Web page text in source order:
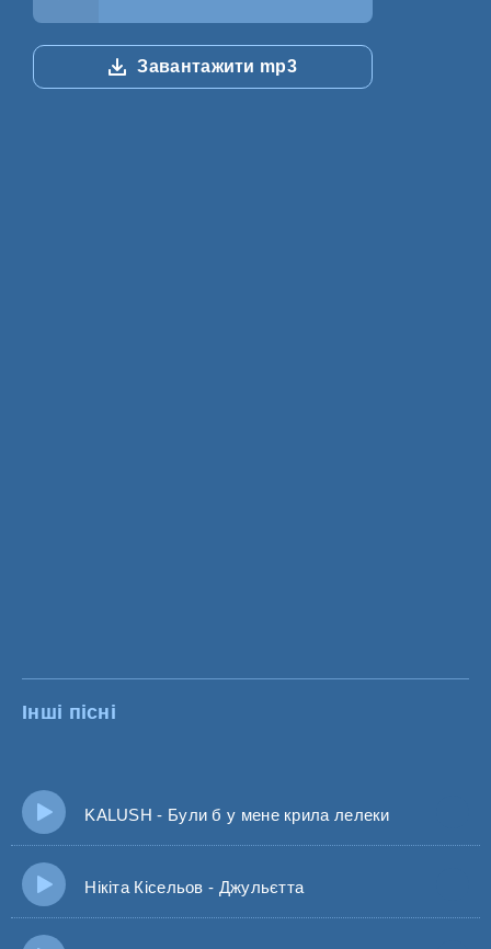
Завантажити mp3
Інші пісні
KALUSH - Були б у мене крила лелеки
Нікіта Кісельов - Джульєтта